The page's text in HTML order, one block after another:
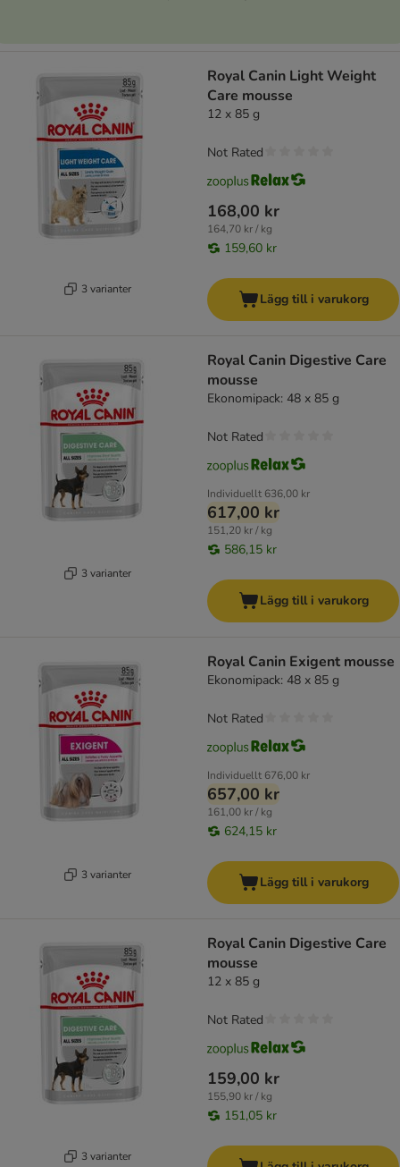
3 varianter
Royal Canin Light Weight
Care mousse
12 x 85 g
168,00 kr
164,70 kr / kg
159,60 kr
Not Rated
Lägg till i varukorg
3 varianter
Royal Canin Digestive Care
mousse
Ekonomipack: 48 x 85 g
Individuellt 636,00 kr
617,00 kr
151,20 kr / kg
586,15 kr
Not Rated
Lägg till i varukorg
3 varianter
Royal Canin Exigent mousse
Ekonomipack: 48 x 85 g
Individuellt 676,00 kr
657,00 kr
161,00 kr / kg
624,15 kr
Not Rated
Lägg till i varukorg
3 varianter
Royal Canin Digestive Care
mousse
12 x 85 g
159,00 kr
155,90 kr / kg
151,05 kr
Not Rated